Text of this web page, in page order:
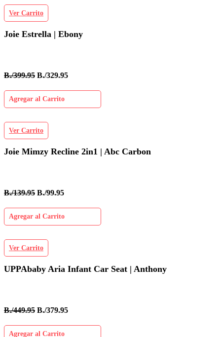
Ver Carrito
Joie Estrella | Ebony
B./399.95 B./329.95
Agregar al Carrito
Ver Carrito
Joie Mimzy Recline 2in1 | Abc Carbon
B./139.95 B./99.95
Agregar al Carrito
Ver Carrito
UPPAbaby Aria Infant Car Seat | Anthony
B./449.95 B./379.95
Agregar al Carrito